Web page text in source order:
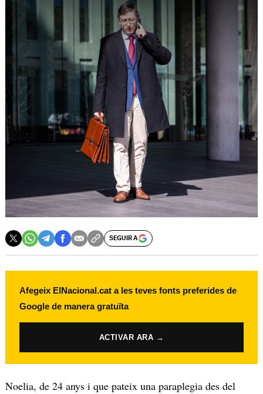
SEGUIR A
Afegeix ElNacional.cat a les teves fonts preferides de
Google de manera gratuïta
ACTIVAR ARA →
Noelia, de 24 anys i que pateix una paraplegia des del